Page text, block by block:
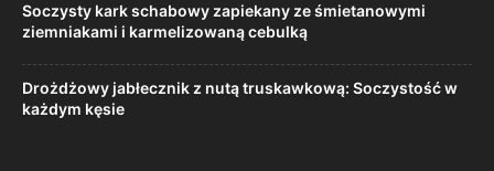
Soczysty kark schabowy zapiekany ze śmietanowymi
ziemniakami i karmelizowaną cebulką
Drożdżowy jabłecznik z nutą truskawkową: Soczystość w
każdym kęsie